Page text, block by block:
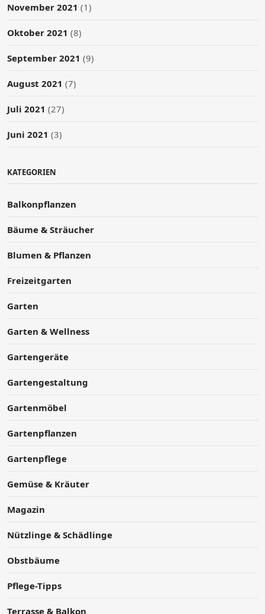
November 2021 (1)
Oktober 2021 (8)
September 2021 (9)
August 2021 (7)
Juli 2021 (27)
Juni 2021 (3)
KATEGORIEN
Balkonpflanzen
Bäume & Sträucher
Blumen & Pflanzen
Freizeitgarten
Garten
Garten & Wellness
Gartengeräte
Gartengestaltung
Gartenmöbel
Gartenpflanzen
Gartenpflege
Gemüse & Kräuter
Magazin
Nützlinge & Schädlinge
Obstbäume
Pflege-Tipps
Terrasse & Balkon